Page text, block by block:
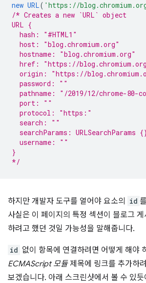
new URL( 'https://
/* Creates a new `URL` object
URL {
  hash: "#HTML1"
  host: "blog.chromium.org"
  hostname: "blog.chromium.org"
href: "https://
origin: "https://
  password: ""
pathname: "/2019/12/chrome-80-
  port: ""
  protocol: "https:"
  search: ""
searchParams: URLSearchParams
  username: ""
}
*/
하지만 개발자 도구를 열어야 요소의 id
사실은 이 페이지의 특정 섹션이 블로그
하려고 했던 것일 가능성을 말해줍니다.
id 없이 항목에 연결하려면 어떻게 해야
ECMAScript 모듈제목에 링크를 추가하
보겠습니다. 아래 스크린샷에서 볼 수 있듯